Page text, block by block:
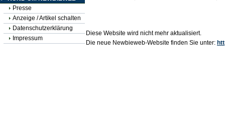
Presse
Anzeige / Artikel schalten
Datenschutzerklärung
Impressum
Diese Website wird nicht mehr aktualisiert.
Die neue Newbieweb-Website finden Sie unter: